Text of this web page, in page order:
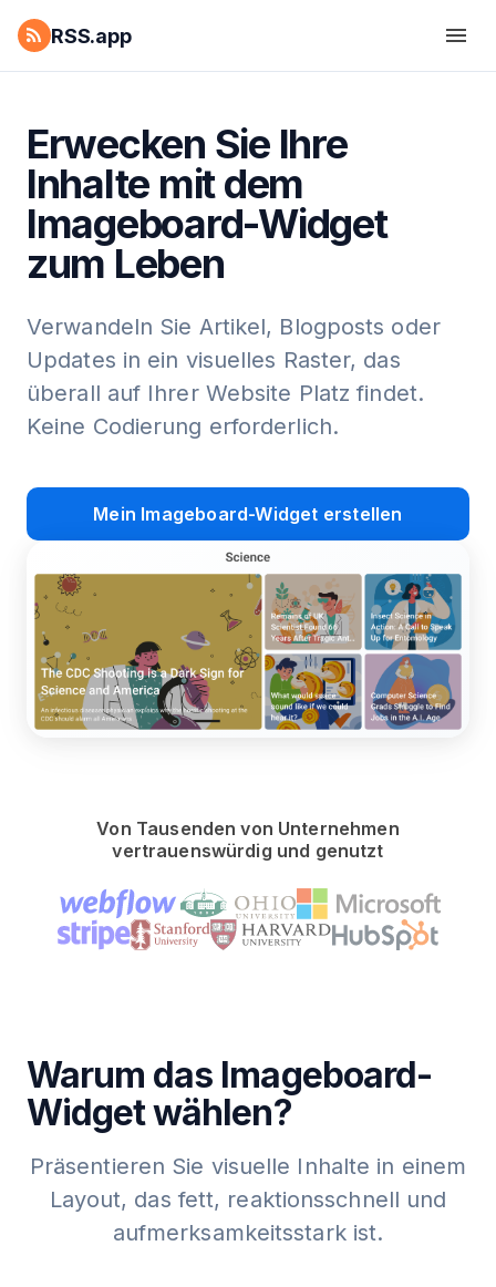
RSS.app
Erwecken Sie Ihre
Inhalte mit dem
Imageboard-Widget
zum Leben
Verwandeln Sie Artikel, Blogposts oder
Updates in ein visuelles Raster, das
überall auf Ihrer Website Platz findet.
Keine Codierung erforderlich.
Mein Imageboard-Widget erstellen
Von Tausenden von Unternehmen
vertrauenswürdig und genutzt
Warum das Imageboard-
Widget wählen?
Präsentieren Sie visuelle Inhalte in einem
Layout, das fett, reaktionsschnell und
aufmerksamkeitsstark ist.